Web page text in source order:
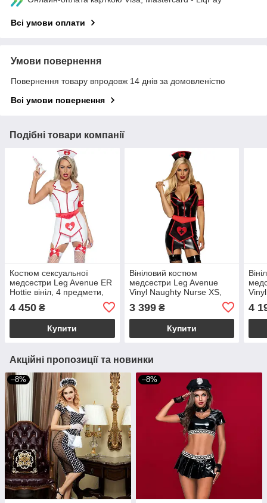
Всі умови оплати
Умови повернення
Повернення товару впродовж 14 днів за домовленістю
Всі умови повернення
Подібні товари компанії
Костюм сексуальної
медсестри Leg Avenue ER
Hottie вініл, 4 предмети,
4 450 ₴
Купити
Вініловий костюм
медсестри Leg Avenue
Vinyl Naughty Nurse XS,
3 399₴
Купити
4
Акційні пропозиції та новинки
–8% –8%